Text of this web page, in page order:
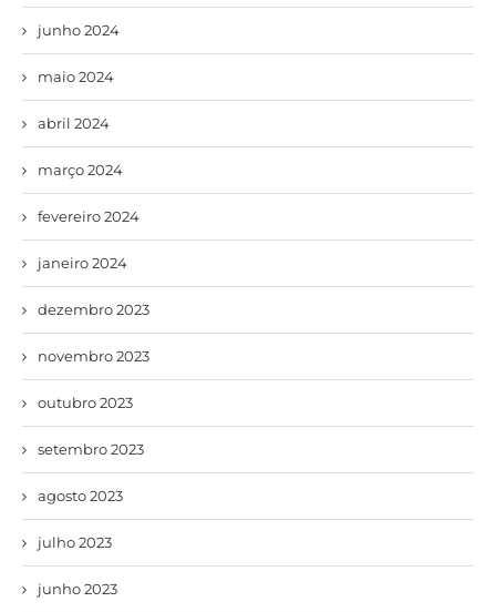
junho 2024
maio 2024
abril 2024
março 2024
fevereiro 2024
janeiro 2024
dezembro 2023
novembro 2023
outubro 2023
setembro 2023
agosto 2023
julho 2023
junho 2023